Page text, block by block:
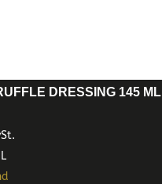
DRESSING 145 ML